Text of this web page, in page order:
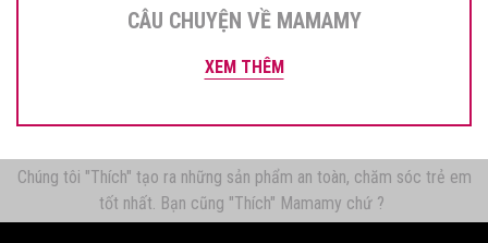
CÂU CHUYỆN VỀ MAMAMY
XEM THÊM
Chúng tôi "Thích" tạo ra những sản phẩm an toàn, chăm sóc trẻ em
tốt nhất. Bạn cũng "Thích" Mamamy chứ ?